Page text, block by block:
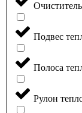
Очиститель
Подвес
Полоса
Рулон